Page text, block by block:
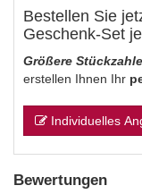
Bestellen Sie
Geschenk-Set
Größere
erstellen Ihnen Ihr
Individuelles
Bewertungen